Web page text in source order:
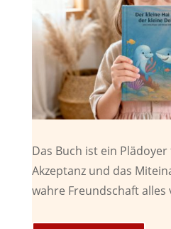
Das Buch ist ein
Akzeptanz und das
wahre Freundschaft alles